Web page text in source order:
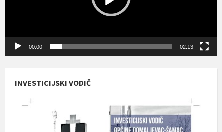
00:00 02:13
INVESTICIJSKI VODIČ